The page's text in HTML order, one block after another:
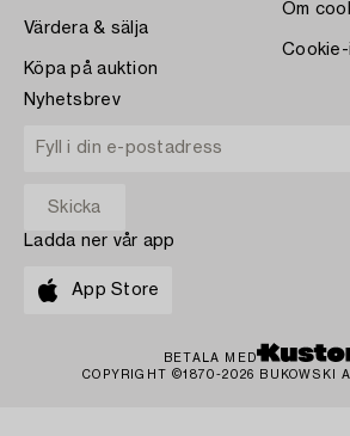
Värdera & sälja
Köpa på auktion
Om
Nyhetsbrev
Ladda ner vår app
App Store
BETALA MED
COPYRIGHT ©1870-2026 BUKOWSKI